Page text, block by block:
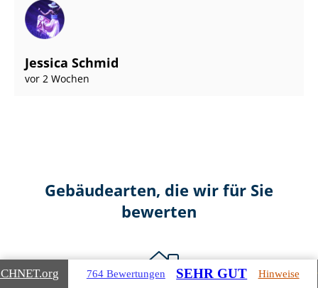
Jessica Schmid
vor 2 Wochen
Gebäudearten, die wir für Sie
bewerten
.org 764 Bewertungen SEHR GUT Hinweise